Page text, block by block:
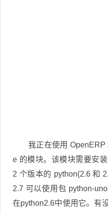
我正在使用 OpenERP
e 的模块。该模块需要安
2 个版本的 python(2.6 和
2.7 可以使用包 python-
在python2.6中使用它。有